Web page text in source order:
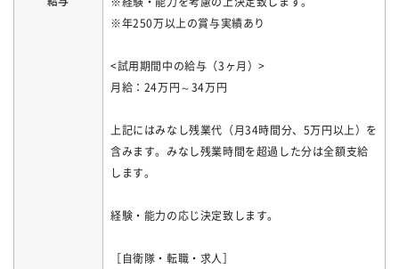
※経験・能力を考慮の上決定致します。
※年250万以上の賞与実績あり
<試用期間中の給与（3ヶ月）>
月給：24万円～34万円
上記にはみなし残業代（月34時間分、5万円以上）を
含みます。みなし残業時間を超過した分は全額支給
します。
経験・能力の応じ決定致します。
［自衛隊・転職・求人］